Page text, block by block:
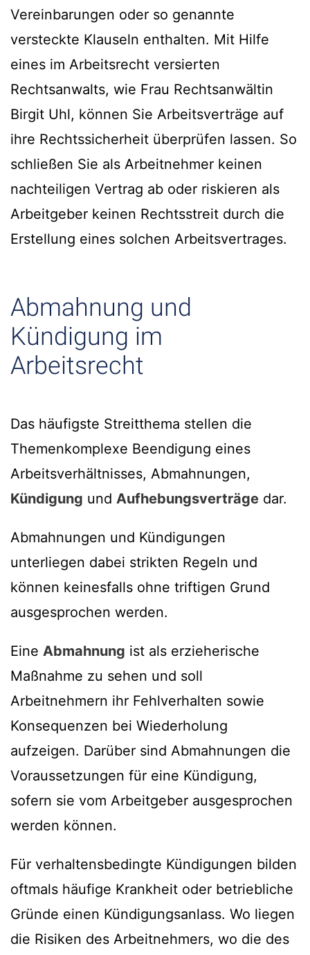
Vereinbarungen oder so genannte
versteckte Klauseln enthalten. Mit Hilfe
eines im Arbeitsrecht versierten
Rechtsanwalts, wie Frau Rechtsanwältin
Birgit Uhl, können Sie Arbeitsverträge auf
ihre Rechtssicherheit überprüfen lassen. So
schließen Sie als Arbeitnehmer keinen
nachteiligen Vertrag ab oder riskieren als
Arbeitgeber keinen Rechtsstreit durch die
Erstellung eines solchen Arbeitsvertrages.
Abmahnung und
Kündigung im
Arbeitsrecht
Das häufigste Streitthema stellen die
Themenkomplexe Beendigung eines
Arbeitsverhältnisses, Abmahnungen,
Kündigung und Aufhebungsverträge dar.
Abmahnungen und Kündigungen
unterliegen dabei strikten Regeln und
können keinesfalls ohne triftigen Grund
ausgesprochen werden.
Eine Abmahnung ist als erzieherische
Maßnahme zu sehen und soll
Arbeitnehmern ihr Fehlverhalten sowie
Konsequenzen bei Wiederholung
aufzeigen. Darüber sind Abmahnungen die
Voraussetzungen für eine Kündigung,
sofern sie vom Arbeitgeber ausgesprochen
werden können.
Für verhaltensbedingte Kündigungen bilden
oftmals häufige Krankheit oder betriebliche
Gründe einen Kündigungsanlass. Wo liegen
die Risiken des Arbeitnehmers, wo die des